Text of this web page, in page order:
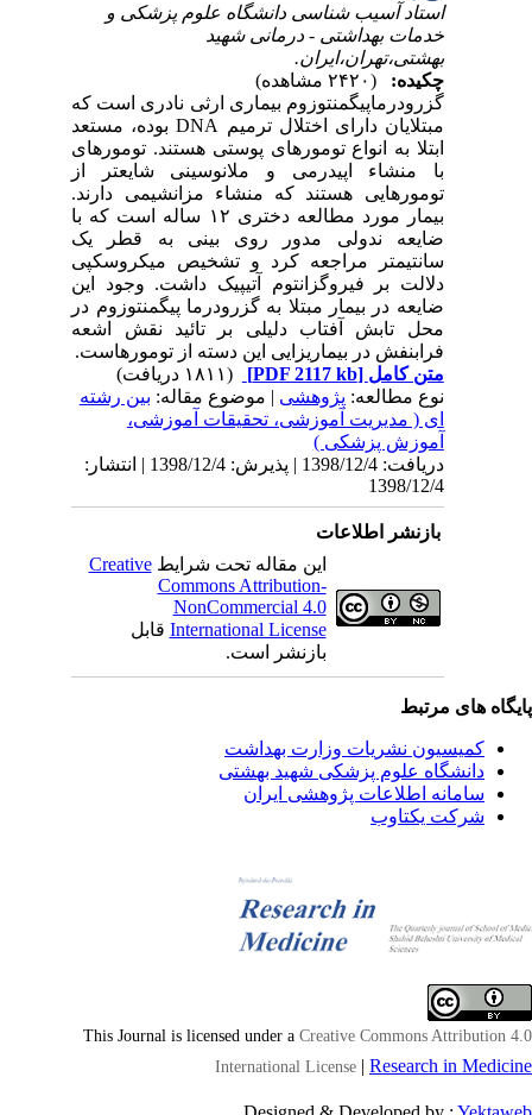
استاد آسیب شناسی دانشگاه علوم پزشکی و
خدمات بهداشتی - درمانی شهید
بهشتی،تهران،ایران.
چکیده:
گزرودرماپیگمنتوزوم بیماری ارثی نادری است که
مبتلایان دارای اختلال ترمیمDNAبوده، مستعد
ابتلا به انواع تومورهای پوستی هستند. تومورهای
با منشاء اپیدرمی و ملانوسینی شایعتر از
تومورهایی هستند که منشاء مزانشیمی دارند.
بیمار مورد مطالعه دختری ۱۲ ساله است که با
ضایعه ندولی مدور روی بینی به قطر یک
سانتیمتر مراجعه کرد و تشخیص میکروسکپی
دلالت بر فیروگزانتوم آتیپیک داشت. وجود این
ضایعه در بیمار مبتلا به گزرودرما پیگمنتوزوم در
محل تابش آفتاب دلیلی بر تائید نقش اشعه
فرابنفش در بیماریزایی این دسته از تومورهاست.
متن کامل[PDF 2117 kb]
نوع مطالعه:پژوهشی| موضوع مقاله:بین رشته
ای ( مدیریت آموزشی، تحقیقات آموزشی،
آموزش پزشکی )
دریافت: 1398/12/4 | پذیرش: 1398/12/4 | انتشار:
1398/12/4
بازنشر اطلاعات
این مقاله تحت شرایطCreative
Commons Attribution-
NonCommercial 4.0
International Licenseقابل
بازنشر است.
های مرتبط
کمیسیون نشریات وزارت بهداشت
دانشگاه علوم پزشکی شهید بهشتی
سامانه اطلاعات پژوهشی ایران
شرکت یکتاوب
This Journal is licensed under aCreative Commons Attribution
International License |Research in